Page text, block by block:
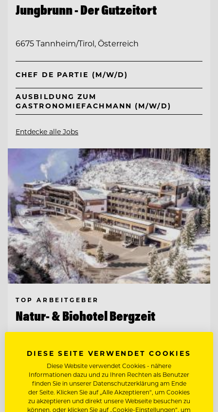
Jungbrunn - Der Gutzeitort
6675 Tannheim/Tirol, Österreich
CHEF DE PARTIE (M/W/D)
AUSBILDUNG ZUM
GASTRONOMIEFACHMANN (M/W/D)
Entdecke alle Jobs
TOP ARBEITGEBER
Natur- & Biohotel Bergzeit
6675 Tannheim, Österreich
CHEF DE RANG
CHEF DE PARTIE
DIESE SEITE VERWENDET COOKIES
Diese Website verwendet Cookies - nähere
Informationen dazu und zu Ihren Rechten als Benutzer
finden Sie in unserer Datenschutzerklärung am Ende
der Seite. Klicken Sie auf „Alle Akzeptieren“, um Cookies
zu akzeptieren und direkt unsere Webseite besuchen zu
können, oder klicken Sie auf „Cookie-Einstellungen“, um